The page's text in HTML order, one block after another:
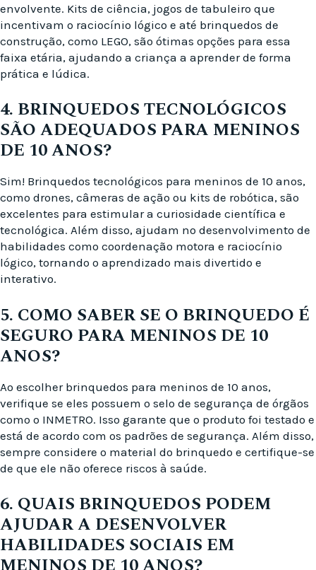
envolvente. Kits de ciência, jogos de tabuleiro que
incentivam o raciocínio lógico e até brinquedos de
construção, como LEGO, são ótimas opções para essa
faixa etária, ajudando a criança a aprender de forma
prática e lúdica.
4. BRINQUEDOS TECNOLÓGICOS
SÃO ADEQUADOS PARA MENINOS
DE 10 ANOS?
Sim! Brinquedos tecnológicos para meninos de 10 anos,
como drones, câmeras de ação ou kits de robótica, são
excelentes para estimular a curiosidade científica e
tecnológica. Além disso, ajudam no desenvolvimento de
habilidades como coordenação motora e raciocínio
lógico, tornando o aprendizado mais divertido e
interativo.
5. COMO SABER SE O BRINQUEDO É
SEGURO PARA MENINOS DE 10
ANOS?
Ao escolher brinquedos para meninos de 10 anos,
verifique se eles possuem o selo de segurança de órgãos
como o INMETRO. Isso garante que o produto foi testado e
está de acordo com os padrões de segurança. Além disso,
sempre considere o material do brinquedo e certifique-se
de que ele não oferece riscos à saúde.
6. QUAIS BRINQUEDOS PODEM
AJUDAR A DESENVOLVER
HABILIDADES SOCIAIS EM